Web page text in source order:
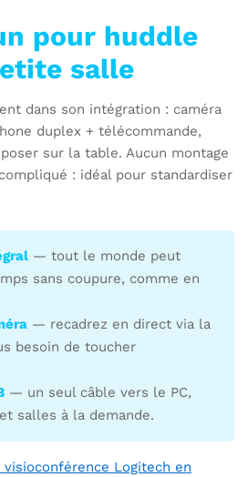
pour huddle
salle
dans son intégration : caméra
duplex + télécommande,
sur la table. Aucun montage
: idéal pour standardiser
— tout le monde peut
sans coupure, comme en
— recadrez en direct via la
besoin de toucher
— un seul câble vers le PC,
salles à la demande.
visioconférence Logitech en